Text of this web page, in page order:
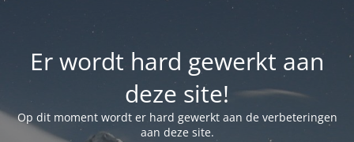
Er wordt hard gewerkt aan
deze site!
Op dit moment wordt er hard gewerkt aan de verbeteringen
aan deze site.